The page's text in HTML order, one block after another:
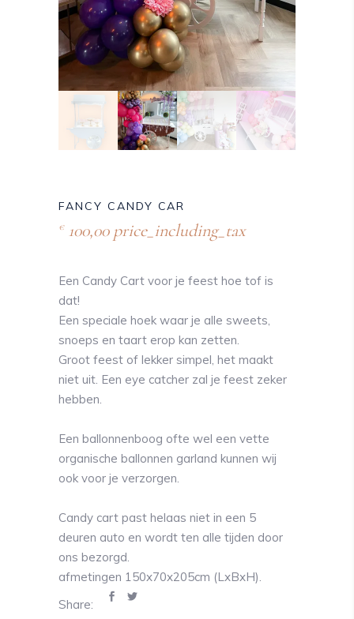
FANCY CANDY CAR
€100,00 price_including_tax
Een Candy Cart voor je feest hoe tof is
dat!
Een speciale hoek waar je alle sweets,
snoeps en taart erop kan zetten.
Groot feest of lekker simpel, het maakt
niet uit. Een eye catcher zal je feest zeker
hebben.
Een ballonnenboog ofte wel een vette
organische ballonnen garland kunnen wij
ook voor je verzorgen.
Candy cart past helaas niet in een 5
deuren auto en wordt ten alle tijden door
ons bezorgd.
afmetingen 150x70x205cm (LxBxH).
Share: